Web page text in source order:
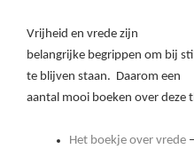
Vrijheid en vrede zijn
belangrijke begrippen om bij
te blijven staan. Daarom een
aantal mooi boeken over deze
Het boekje over vrede